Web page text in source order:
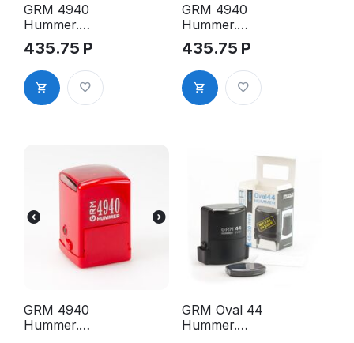
GRM 4940
Hummer.
Оснастка
для печати в
боксе,
40х40 мм,
корпус
435.75 Р
GRM 4940
Hummer.
Оснастка
для печати в
боксе,
40х40 мм,
корпус
435.75 Р
GRM 4940
Hummer.
GRM Oval 44
Hummer.